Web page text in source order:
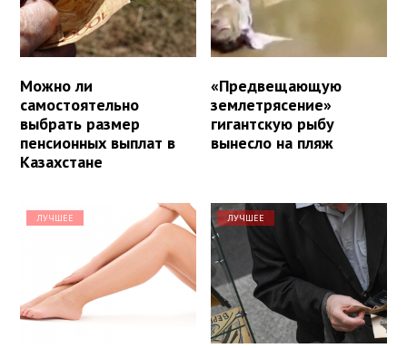
Можно ли
самостоятельно
выбрать размер
пенсионных выплат в
Казахстане
«Предвещающую
землетрясение»
гигантскую рыбу
вынесло на пляж
ЛУЧШЕЕ ЛУЧШЕЕ